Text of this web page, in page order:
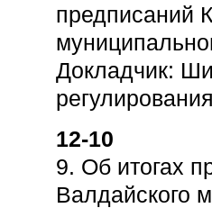
предписаний
Докладчик:
12-10
9. Об итогах
Валдайского